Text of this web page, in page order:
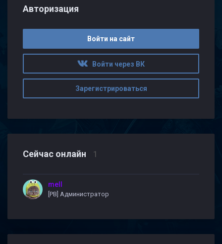
Авторизация
Войти на сайт
Войти через ВК
Зарегистрироваться
Сейчас онлайн 1
mell
[PB] Администратор